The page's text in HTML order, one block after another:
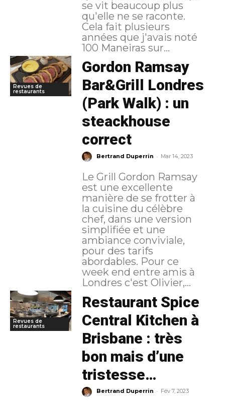
se vit beaucoup plus
qu'elle ne se raconte.
Cela fait plusieurs
années que j'avais noté
100 Maneiras sur...
Revues de
restaurants
Gordon Ramsay
Bar&Grill Londres
(Park Walk) : un
steackhouse
correct
Bertrand Duperrin - Mar 14, 2023
Le Grill Gordon Ramsay
est une excellente
manière de se frotter à
la cuisine du célèbre
chef, dans une version
simplifiée et une
ambiance conviviale,
pour des tarifs
abordables. Pour ce
week end entre amis à
Londres c'est Olivier,...
Revues de
restaurants
Restaurant Spice
Central Kitchen à
Brisbane : très
bon mais d’une
tristesse…
Bertrand Duperrin - Fév 7, 2023